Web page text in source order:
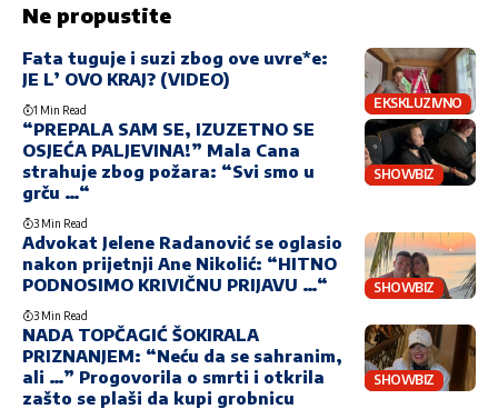
Ne propustite
EKSKLUZIVNO
Fata tuguje i suzi zbog ove uvre*e:
JE L’ OVO KRAJ? (VIDEO)
1 Min Read
SHOWBIZ
“PREPALA SAM SE, IZUZETNO SE
OSJEĆA PALJEVINA!” Mala Cana
strahuje zbog požara: “Svi smo u
grču …“
3 Min Read
SHOWBIZ
Advokat Jelene Radanović se oglasio
nakon prijetnji Ane Nikolić: “HITNO
PODNOSIMO KRIVIČNU PRIJAVU …“
3 Min Read
SHOWBIZ
NADA TOPČAGIĆ ŠOKIRALA
PRIZNANJEM: “Neću da se sahranim,
ali …” Progovorila o smrti i otkrila
zašto se plaši da kupi grobnicu